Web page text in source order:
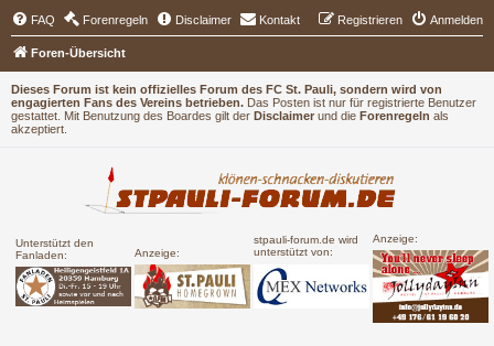
Dieses Forum ist kein offizielles Forum des FC St. Pauli, sondern wird von
engagierten Fans des Vereins betrieben. Das Posten ist nur für registrierte Benutzer
gestattet. Mit Benutzung des Boardes gilt der Disclaimer und die Forenregeln als
akzeptiert.
Unterstützt den
Fanladen:
Anzeige:
stpauli-forum.de wird
unterstützt von:
Anzeige:
FAQ Forenregeln Disclaimer Kontakt Anmelden
Registrieren
Foren-Übersicht